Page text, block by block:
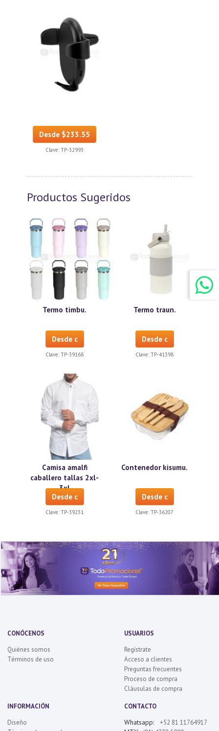
Desde $233.55
Clave: TP-32993
Productos Sugeridos
Termo timbu.
Desde c
Clave: TP-39168
Termo traun.
Desde c
Clave: TP-41398
Camisa amalfi
caballero tallas 2xl-
3xl
Desde c
Clave: TP-39231
Contenedor kisumu.
Desde c
Clave: TP-36207
CONÓCENOS
Quiénes somos
Términos de uso
USUARIOS
Regístrate
Acceso a clientes
Preguntas frecuentes
Proceso de compra
Cláusulas de compra
INFORMACIÓN
Diseño
CONTACTO
Whatsapp: +52 81 11764917